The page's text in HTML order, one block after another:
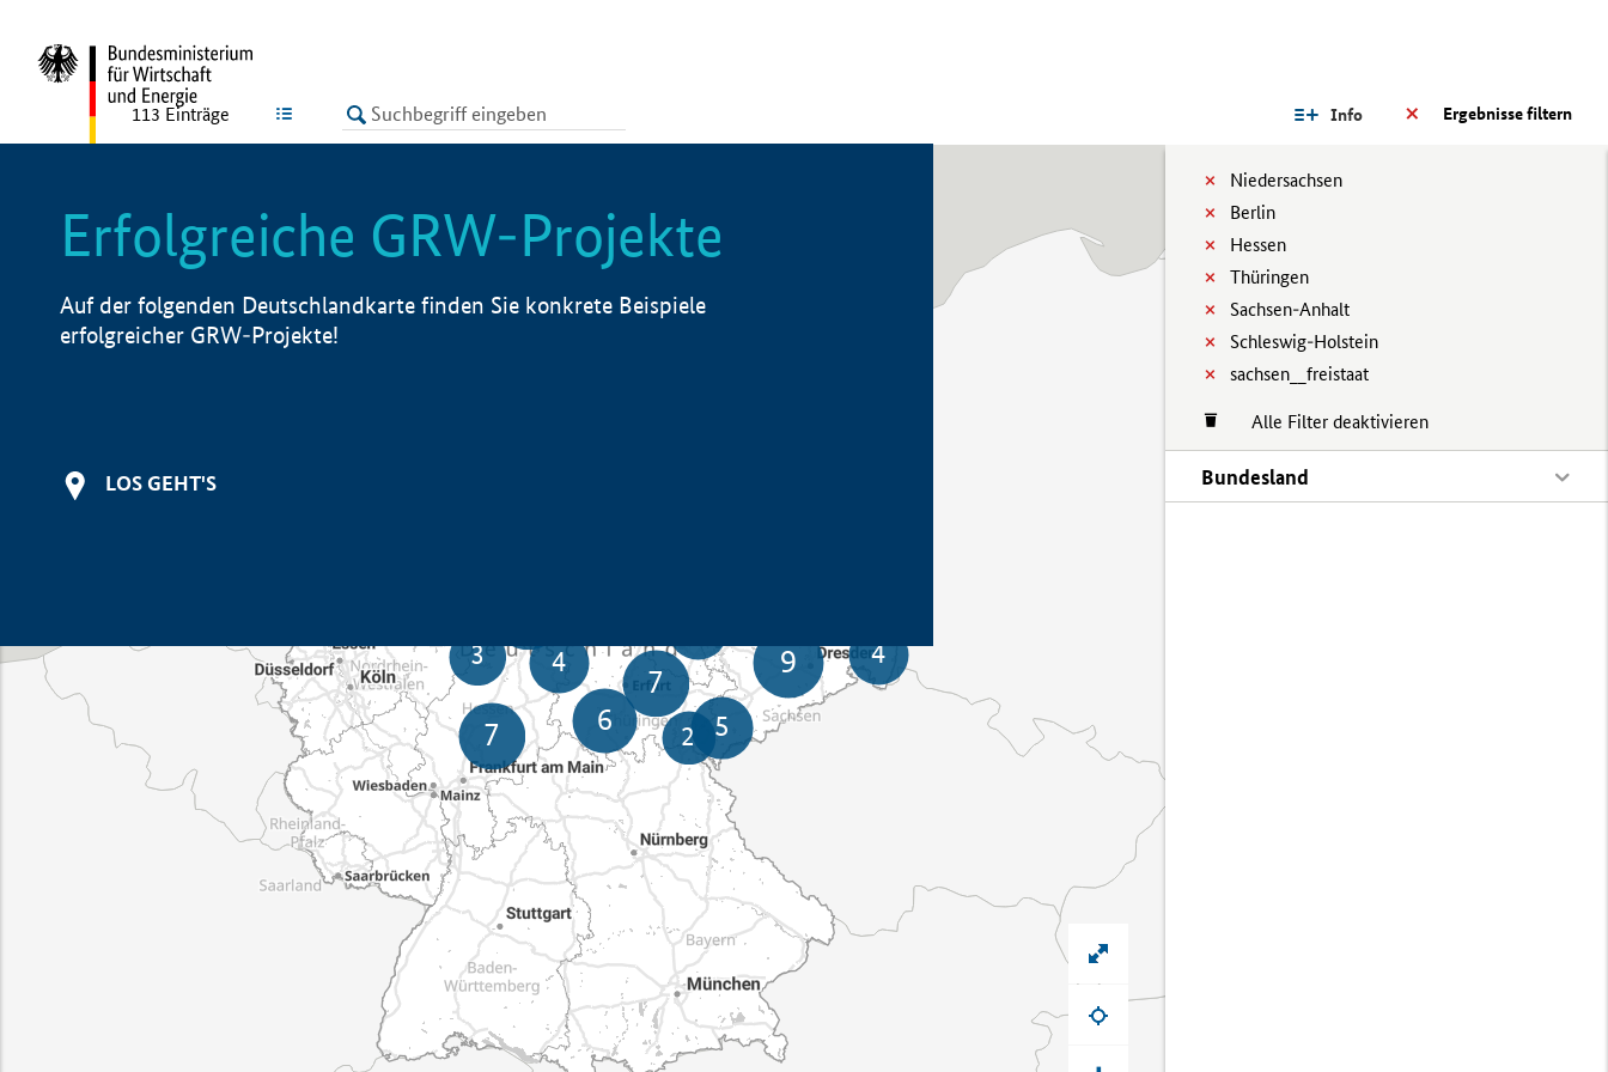
LISTE Ergebnisse filtern
Info
Niedersachsen
Berlin
Hessen
Thüringen
Sachsen-Anhalt
Schleswig-Holstein
sachsen__freistaat
Alle Filter deaktivieren
Bundesland
113 Einträge
Erfolgreiche GRW-Projekte
Auf der folgenden Deutschlandkarte finden Sie konkrete Beispiele
erfolgreicher GRW-Projekte!
LOS GEHT'S